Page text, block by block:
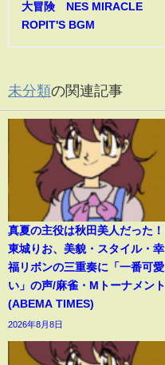
大冒険 NES MIRACLE
ROPIT'S BGM
未分類の関連記事
真夏の主役は秋田美人だった！
東城りお、美貌・スタイル・幸
福リボンの三重奏に「一番可愛
い」の声/麻雀・Mトーナメント
(ABEMA TIMES)
2026年8月8日